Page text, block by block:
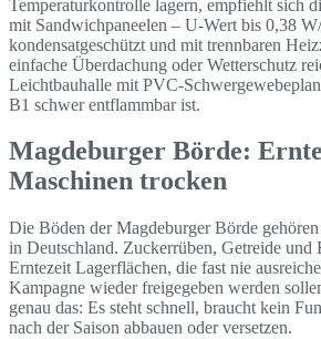
Temperaturkontrolle lagern, empfiehlt sich
mit Sandwichpaneelen – U-Wert bis 0,38
kondensatgeschützt und mit trennbaren
einfache Überdachung oder Wetterschutz
Leichtbauhalle mit PVC-
B1 schwer entflammbar ist.
Magdeburger Börde:
Maschinen trocken
Die Böden der Magdeburger Börde
in Deutschland. Zuckerrüben, Getreide und
Erntezeit Lagerflächen, die fast nie
Kampagne wieder freigegeben werden
genau das: Es steht schnell, braucht kein
nach der Saison abbauen oder versetzen.